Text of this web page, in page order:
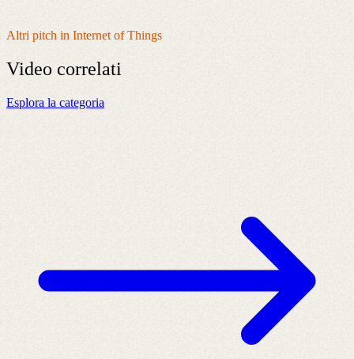
Altri pitch in Internet of Things
Video correlati
Esplora la categoria